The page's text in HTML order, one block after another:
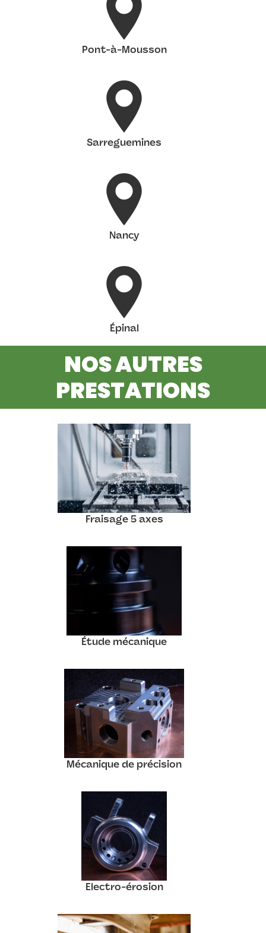
Pont-à-Mousson
Sarreguemines
Nancy
Épinal
NOS AUTRES
PRESTATIONS
Fraisage 5 axes
Étude mécanique
Mécanique de précision
Electro-érosion